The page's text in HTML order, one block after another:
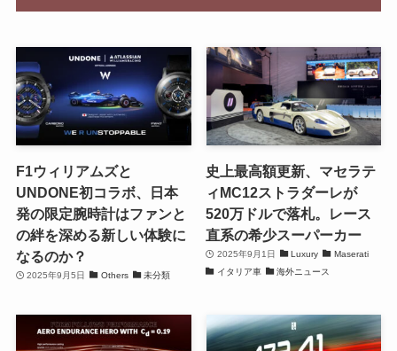
F1ウィリアムズと
UNDONE初コラボ、日本
発の限定腕時計はファンと
の絆を深める新しい体験に
なるのか？
2025年9月5日 Others 未分類
史上最高額更新、マセラテ
ィMC12ストラダーレが
520万ドルで落札。レース
直系の希少スーパーカー
2025年9月1日 Luxury
Maserati
イタリア車
海外ニュース